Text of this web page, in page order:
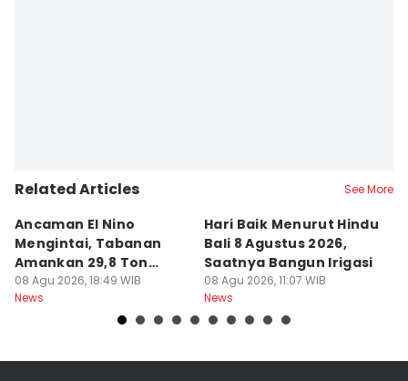
Related Articles See More
Ancaman El Nino
Mengintai, Tabanan
Amankan 29,8 Ton
Beras
08 Agu 2026, 18:49 WIB
News
Hari Baik Menurut Hindu
Bali 8 Agustus 2026,
Saatnya Bangun Irigasi
08 Agu 2026, 11:07 WIB
News